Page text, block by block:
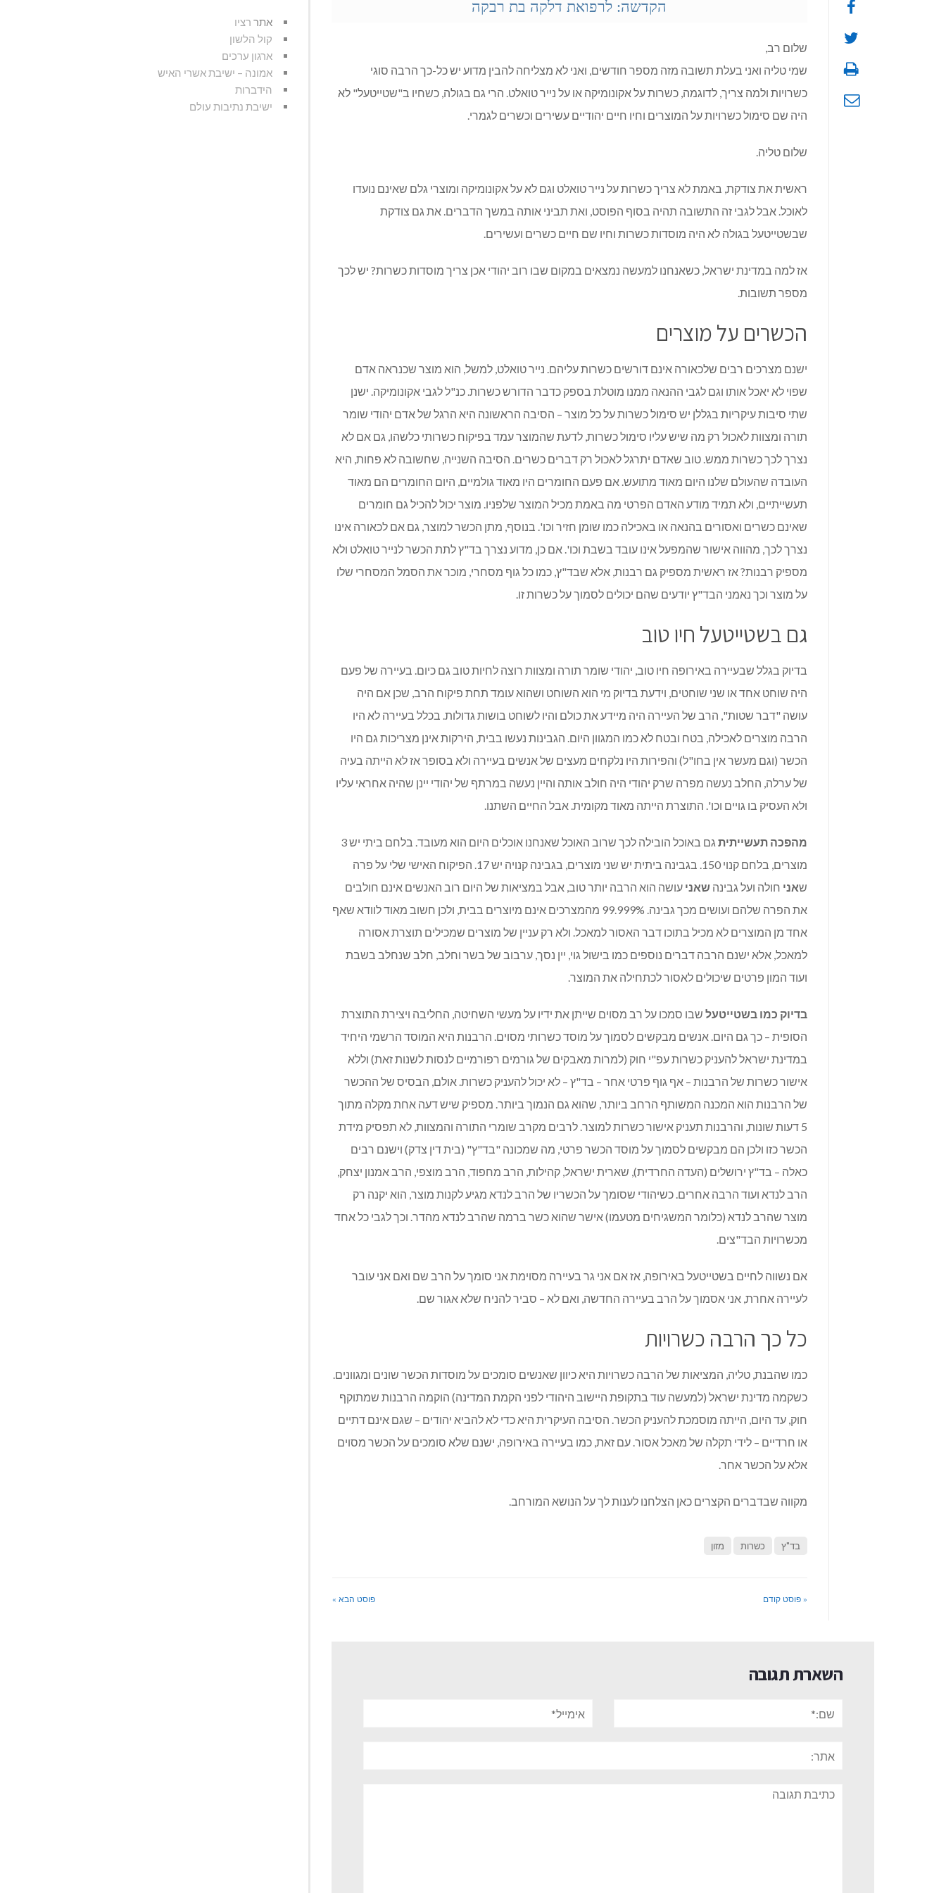
הקדשה: לרפואת דלקה בת רבקה
שלום רב,
שמי טליה ואני בעלת תשובה מזה מספר חודשים, ואני לא מצליחה להבין מדוע יש כל-כך הרבה סוגי
כשרויות ולמה צריך, לדוגמה, כשרות על אקונומיקה או על נייר טואלט. הרי גם בגולה, כשחיו ב"שטייטעל" לא
היה שם סימול כשרויות על המוצרים וחיו חיים יהודיים עשירים וכשרים לגמרי.
שלום טליה.
ראשית את צודקת, באמת לא צריך כשרות על נייר טואלט וגם לא על אקונומיקה ומוצרי גלם שאינם נועדו
לאוכל. אבל לגבי זה התשובה תהיה בסוף הפוסט, ואת תביני אותה במשך הדברים. את גם צודקת
שבשטייטעל בגולה לא היה מוסדות כשרות וחיו שם חיים כשרים ועשירים.
אז למה במדינת ישראל, כשאנחנו למעשה נמצאים במקום שבו רוב יהודי אכן צריך מוסדות כשרות? יש לכך
מספר תשובות.
הכשרים על מוצרים
ישנם מצרכים רבים שלכאורה אינם דורשים כשרות עליהם. נייר טואלט, למשל, הוא מוצר שכנראה אדם
שפוי לא יאכל אותו וגם לגבי ההנאה ממנו מוטלת בספק כדבר הדורש כשרות. כנ"ל לגבי אקונומיקה. ישנן
שתי סיבות עיקריות בגללן יש סימול כשרות על כל מוצר – הסיבה הראשונה היא הרגל של אדם יהודי שומר
תורה ומצוות לאכול רק מה שיש עליו סימול כשרות, לדעת שהמוצר עמד בפיקוח כשרותי כלשהו, גם אם לא
נצרך לכך כשרות ממש. טוב שאדם יתרגל לאכול רק דברים כשרים. הסיבה השנייה, שחשובה לא פחות, היא
העובדה שהעולם שלנו היום מאוד מתועש. אם פעם החומרים היו מאוד גולמיים, היום החומרים הם מאוד
תעשייתיים, ולא תמיד מודע האדם הפרטי מה באמת מכיל המוצר שלפניו. מוצר יכול להכיל גם חומרים
שאינם כשרים ואסורים בהנאה או באכילה כמו שומן חזיר וכו'. בנוסף, מתן הכשר למוצר, גם אם לכאורה אינו
נצרך לכך, מהווה אישור שהמפעל אינו עובד בשבת וכו'. אם כן, מדוע נצרך בד"ץ לתת הכשר לנייר טואלט ולא
מספיק רבנות? אז ראשית מספיק גם רבנות, אלא שבד"ץ, כמו כל גוף מסחרי, מוכר את הסמל המסחרי שלו
על מוצר וכך נאמני הבד"ץ יודעים שהם יכולים לסמוך על כשרות זו.
גם בשטייטעל חיו טוב
בדיוק בגלל שבעיירה באירופה חיו טוב, יהודי שומר תורה ומצוות רוצה לחיות טוב גם כיום. בעיירה של פעם
היה שוחט אחד או שני שוחטים, וידעת בדיוק מי הוא השוחט ושהוא עומד תחת פיקוח הרב, שכן אם היה
עושה "דבר שטות", הרב של העיירה היה מיידע את כולם והיו לשוחט בושות גדולות. בכלל בעיירה לא היו
הרבה מוצרים לאכילה, בטח ובטח לא כמו המגוון היום. הגבינות נעשו בבית, הירקות אינן מצריכות גם היו
הכשר (וגם מעשר אין בחו"ל) והפירות היו נלקחים מעצים של אנשים בעיירה ולא בסופר אז לא הייתה בעיה
של ערלה, החלב נעשה מפרה שרק יהודי היה חולב אותה והיין נעשה במרתף של יהודי יינן שהיה אחראי עליו
ולא העסיק בו גויים וכו'. התוצרת הייתה מאוד מקומית. אבל החיים השתנו.
מהפכה תעשייתית
גם באוכל הובילה לכך שרוב האוכל שאנחנו אוכלים היום הוא מעובד. בלחם ביתי יש 3
מוצרים, בלחם קנוי 150. בגבינה ביתית יש שני מוצרים, בגבינה קנויה יש 17. הפיקוח האישי שלי על פרה
שאני חולה ועל גבינהשאני עושה הוא הרבה יותר טוב, אבל במציאות של היום רוב האנשים אינם חולבים
את הפרה שלהם ועושים מכך גבינה. 99.999% מהמצרכים אינם מיוצרים בבית, ולכן חשוב מאוד לוודא שאף
אחד מן המוצרים לא מכיל בתוכו דבר האסור למאכל. ולא רק עניין של מוצרים שמכילים תוצרת אסורה
למאכל, אלא ישנם הרבה דברים נוספים כמו בישול גוי, יין נסך, ערבוב של בשר וחלב, חלב שנחלב בשבת
ועוד המון פרטים שיכולים לאסור לכתחילה את המוצר.
בדיוק כמו בשטייטעל שבו סמכו על רב מסוים שייתן את ידיו על מעשי השחיטה, החליבה ויצירת התוצרת
הסופית – כך גם היום. אנשים מבקשים לסמוך על מוסד כשרותי מסוים. הרבנות היא המוסד הרשמי היחיד
במדינת ישראל להעניק כשרות עפ"י חוק (למרות מאבקים של גורמים רפורמיים לנסות לשנות זאת) וללא
אישור כשרות של הרבנות – אף גוף פרטי אחר – בד"ץ – לא יכול להעניק כשרות. אולם, הבסיס של ההכשר
של הרבנות הוא המכנה המשותף הרחב ביותר, שהוא גם הנמוך ביותר. מספיק שיש דעה אחת מקלה מתוך
5 דעות שונות, והרבנות תעניק אישור כשרות למוצר. לרבים מקרב שומרי התורה והמצוות, לא תפסיק מידת
הכשר כזו ולכן הם מבקשים לסמוך על מוסד הכשר פרטי, מה שמכונה "בד"ץ" (בית דין צדק) וישנם רבים
כאלה – בד"ץ ירושלים (העדה החרדית), שארית ישראל, קהילות, הרב מחפוד, הרב מוצפי, הרב אמנון יצחק,
הרב לנדא ועוד הרבה אחרים. כשיהודי שסומך על הכשריו של הרב לנדא מגיע לקנות מוצר, הוא יקנה רק
מוצר שהרב לנדא (כלומר המשגיחים מטעמו) אישר שהוא כשר ברמה שהרב לנדא מהדר. וכך לגבי כל אחד
מכשרויות הבד"צים.
אם נשווה לחיים בשטייטעל באירופה, אז אם אני גר בעיירה מסוימת אני סומך על הרב שם ואם אני עובר
לעיירה אחרת, אני אסמוך על הרב בעיירה החדשה, ואם לא – סביר להניח שלא אגור שם.
כל כך הרבה כשרויות
כמו שהבנת, טליה, המציאות של הרבה כשרויות היא כיוון שאנשים סומכים על מוסדות הכשר שונים ומגוונים.
כשקמה מדינת ישראל (למעשה עוד בתקופת היישוב היהודי לפני הקמת המדינה) הוקמה הרבנות שמתוקף
חוק, עד היום, הייתה מוסמכת להעניק הכשר. הסיבה העיקרית היא כדי לא להביא יהודים – שגם אינם דתיים
או חרדיים – לידי תקלה של מאכל אסור. עם זאת, כמו בעיירה באירופה, ישנם שלא סומכים על הכשר מסוים
אלא על הכשר אחר.
מקווה שבדברים הקצרים כאן הצלחנו לענות לך על הנושא המורחב.
בד"ץ כשרות מזון
« פוסט קודם פוסט הבא »
השארת תגובה
תגובה
אתר רציו
קול הלשון
ארגון ערכים
אמונה – ישיבת אשרי האיש
הידברות
ישיבת נתיבות עולם